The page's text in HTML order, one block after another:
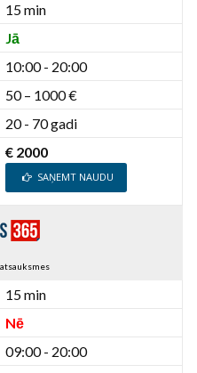
15 min
Jā
10:00 - 20:00
50 – 1000 €
20 - 70 gadi
€ 2000
SAŅEMT NAUDU
atsauksmes
15 min
Nē
09:00 - 20:00